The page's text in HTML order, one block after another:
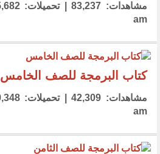
am
كتاب البرمجة للصف الخامس
am